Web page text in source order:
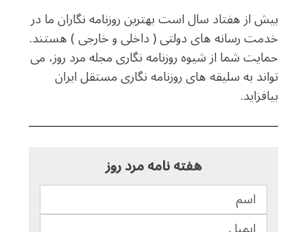
بیش از هفتاد سال است بهترین روزنامه نگاران ما در
خدمت رسانه های دولتی ( داخلی و خارجی ) هستند.
حمایت شما از شیوه روزنامه نگاری مجله مرد روز، می
تواند به سلیقه های روزنامه نگاری مستقل ایران
بیافزاید.
هفته نامه مرد روز